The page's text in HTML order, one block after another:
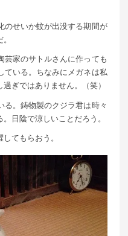
のせいか蚊が出没する期間が
芸家のサトルさんに作っても
ている。ちなみにメガネは私
ぎではありません。（笑）
。鋳物製のクジラ君は時々
日陰で涼しいことだろう。
てもらおう。